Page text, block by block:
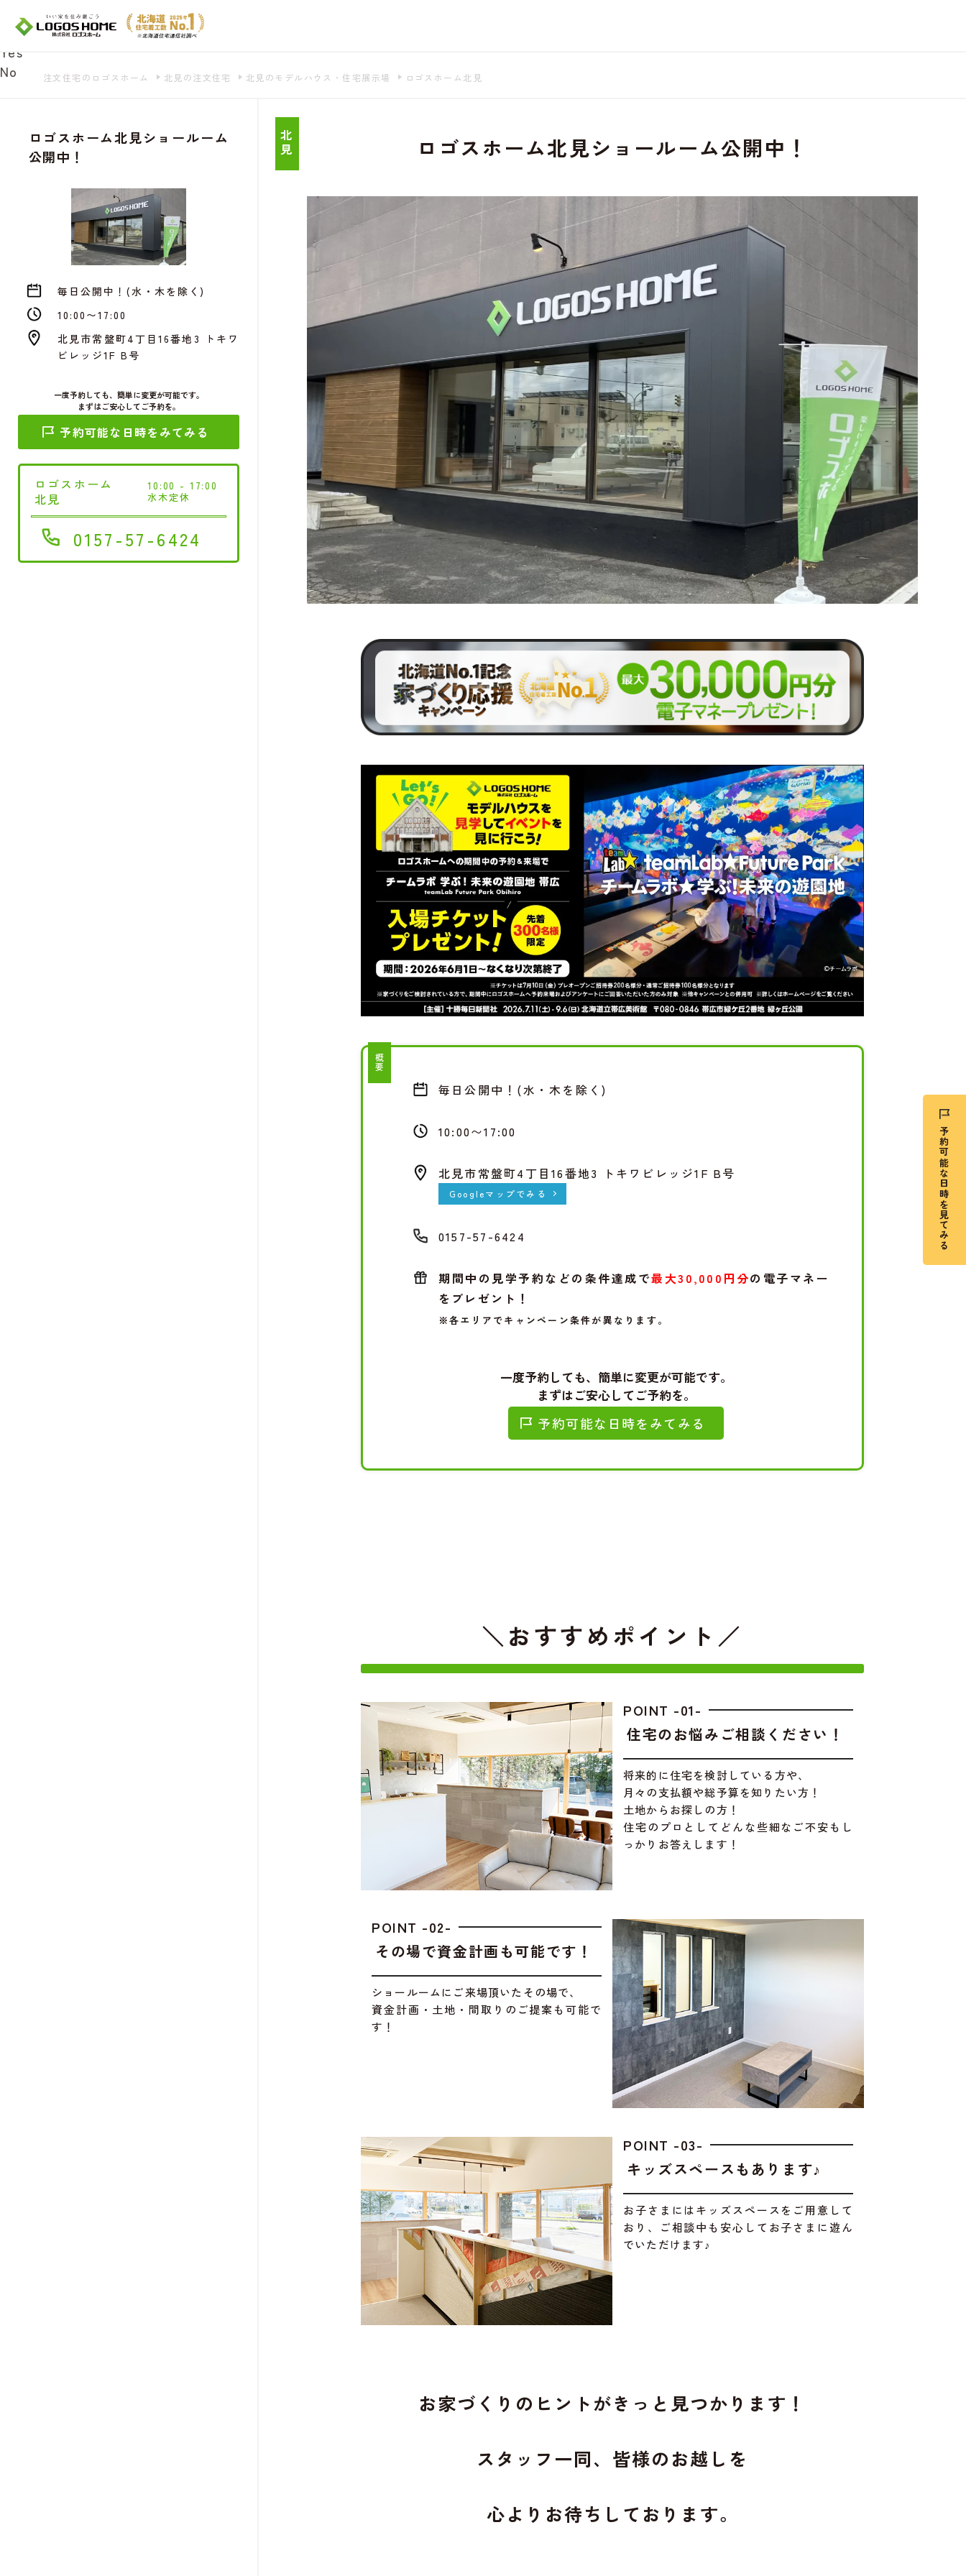
注文住宅のロゴスホーム 北見の注文住宅 北見のモデルハウス・住宅展示場 ロゴスホーム北見
ロゴスホーム北見ショールーム公開中！
概要
毎日公開中！(水・木を除く)
10:00〜17:00
北見市常盤町4丁目16番地3 トキワビレッジ1F B号
Googleマップでみる
0157-57-6424
期間中の見学予約などの条件達成で最大30,000円分の電子マネー
をプレゼント！
※各エリアでキャンペーン条件が異なります。
一度予約しても、簡単に変更が可能です。
まずはご安心してご予約を。
予約可能な日時をみてみる
＼おすすめポイント／
POINT -01-
住宅のお悩みご相談ください！
将来的に住宅を検討している方や、
月々の支払額や総予算を知りたい方！
土地からお探しの方！
住宅のプロとしてどんな些細なご不安もし
っかりお答えします！
POINT -02-
その場で資金計画も可能です！
ショールームにご来場頂いたその場で、
資金計画・土地・間取りのご提案も可能で
す！
POINT -03-
キッズスペースもあります♪
お子さまにはキッズスペースをご用意して
おり、ご相談中も安心してお子さまに遊ん
でいただけます♪
お家づくりのヒントがきっと見つかります！
スタッフ一同、皆様のお越しを
心よりお待ちしております。
北見
ロゴスホーム北見ショールーム
公開中！
毎日公開中！(水・木を除く)
10:00〜17:00
北見市常盤町4丁目16番地3 トキワ
ビレッジ1F B号
一度予約しても、簡単に変更が可能です。
まずはご安心してご予約を。
予約可能な日時をみてみる
ロゴスホーム
北見
10:00 - 17:00
水木定休
0157-57-6424
予約可能な日時を見てみる
Cookie を使用して、お客様の活動を追跡してもよろしいですか? 当社ではお客様のプライバシーを極めて重視しています。詳細について、およびご質問
Yes
No